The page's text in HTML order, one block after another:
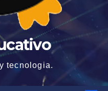
tecnologia.